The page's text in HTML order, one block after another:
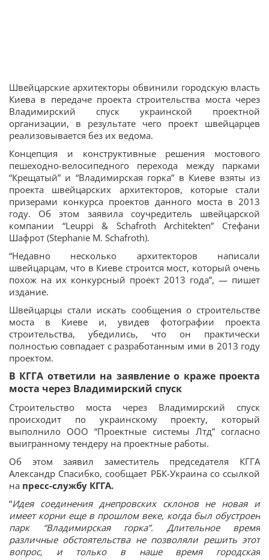
Швейцарские архитекторы обвинили городскую власть
Киева в передаче проекта строительства моста через
Владимирский спуск украинской проектной
организации, в результате чего проект швейцарцев
реализовывается без их ведома.
Концепция и конструктивные решения мостового
пешеходно-велосипедного перехода между парками
“Крещатый” и “Владимирская горка” в Киеве взяты из
проекта швейцарских архитекторов, которые стали
призерами конкурса проектов данного моста в 2013
году. Об этом заявила соучредитель швейцарской
компании “Leuppi & Schafroth Architekten” Стефани
Шафрот (Stephanie M. Schafroth).
“Недавно несколько архитекторов написали
швейцарцам, что в Киеве строится мост, который очень
похож на их конкурсный проект 2013 года”, — пишет
издание.
Швейцарцы стали искать сообщения о строительстве
моста в Киеве и, увидев фотографии проекта
строительства, убедились, что он практически
полностью совпадает с разработанным ими в 2013 году
проектом.
В КГГА ответили на заявление о краже проекта
моста через Владимирский спуск
Строительство моста через Владимирский спуск
происходит по украинскому проекту, который
выполнило ООО “Проектные системы Лтд” согласно
выигранному тендеру на проектные работы.
Об этом заявил заместитель председателя КГГА
Александр Спасибко, сообщает РБК-Украина со ссылкой
на пресс-службу КГГА.
“Идея соединения днепровских склонов не новая и
имеет корни еще в прошлом веке, когда был обустроен
парк “Владимирская горка”. Длительное время
различные обстоятельства не позволяли решить этот
вопрос, и только в наше время городская